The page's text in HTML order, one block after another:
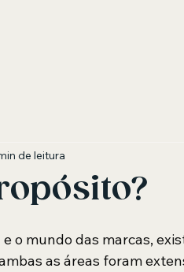
de leitura
o mundo das marcas,
as áreas foram